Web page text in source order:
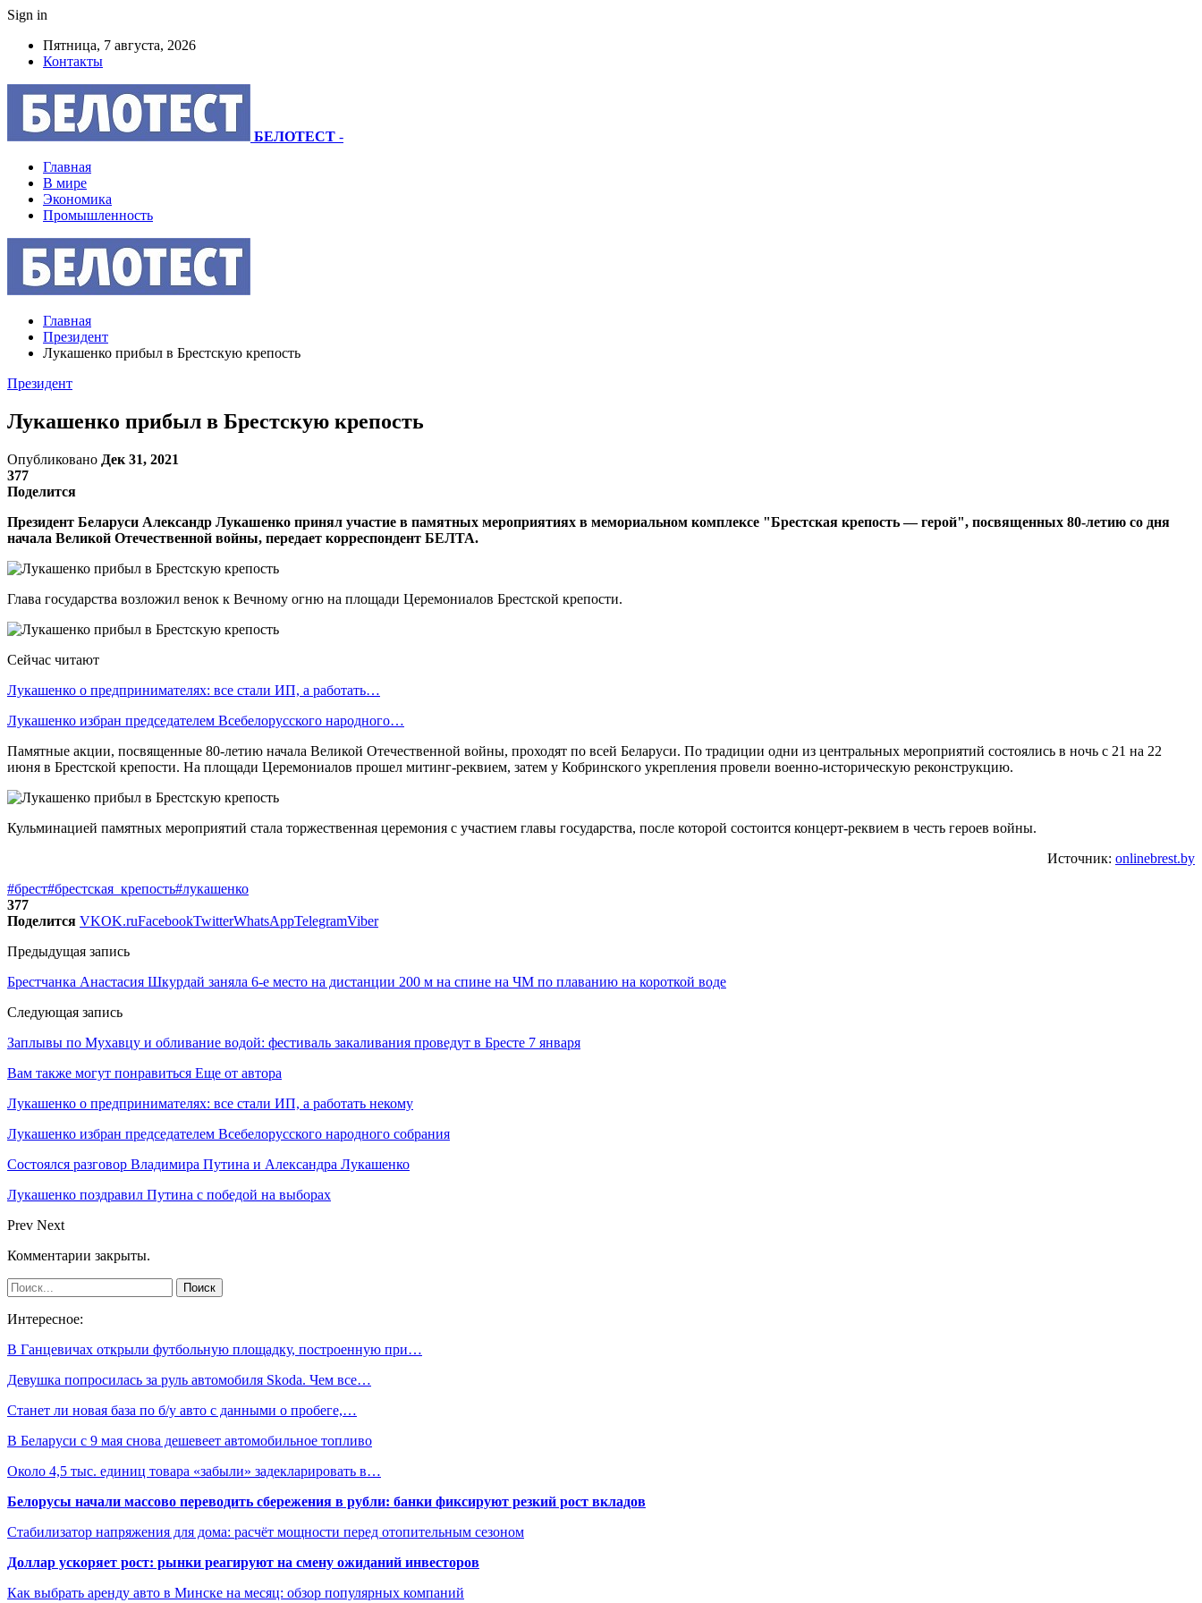
Sign in
Пятница, 7 августа, 2026
Контакты
БЕЛОТЕСТ -
Главная
В мире
Экономика
Промышленность
Главная
Президент
Лукашенко прибыл в Брестскую крепость
Президент
Лукашенко прибыл в Брестскую крепость
Опубликовано Дек 31, 2021
377
Поделится
Президент Беларуси Александр Лукашенко принял участие в памятных мероприятиях в мемориальном комплексе "Брестская крепость — герой", посвященных 80-летию со дня
начала Великой Отечественной войны, передает корреспондент БЕЛТА.
Глава государства возложил венок к Вечному огню на площади Церемониалов Брестской крепости.
Сейчас читают
Лукашенко о предпринимателях: все стали ИП, а работать…
Лукашенко избран председателем Всебелорусского народного…
Памятные акции, посвященные 80-летию начала Великой Отечественной войны, проходят по всей Беларуси. По традиции одни из центральных мероприятий состоялись в ночь с 21 на 22
июня в Брестской крепости. На площади Церемониалов прошел митинг-реквием, затем у Кобринского укрепления провели военно-историческую реконструкцию.
Кульминацией памятных мероприятий стала торжественная церемония с участием главы государства, после которой состоится концерт-реквием в честь героев войны.
Источник: onlinebrest.by
#брест#брестская_крепость#лукашенко
377
Поделится VKOK.ruFacebookTwitterWhatsAppTelegramViber
Предыдущая запись
Брестчанка Анастасия Шкурдай заняла 6-е место на дистанции 200 м на спине на ЧМ по плаванию на короткой воде
Следующая запись
Заплывы по Мухавцу и обливание водой: фестиваль закаливания проведут в Бресте 7 января
Вам также могут понравиться Еще от автора
Лукашенко о предпринимателях: все стали ИП, а работать некому
Лукашенко избран председателем Всебелорусского народного собрания
Состоялся разговор Владимира Путина и Александра Лукашенко
Лукашенко поздравил Путина с победой на выборах
Prev Next
Комментарии закрыты.
Интересное:
В Ганцевичах открыли футбольную площадку, построенную при…
Девушка попросилась за руль автомобиля Skoda. Чем все…
Станет ли новая база по б/у авто с данными о пробеге,…
В Беларуси с 9 мая снова дешевеет автомобильное топливо
Около 4,5 тыс. единиц товара «забыли» задекларировать в…
Белорусы начали массово переводить сбережения в рубли: банки фиксируют резкий рост вкладов
Стабилизатор напряжения для дома: расчёт мощности перед отопительным сезоном
Доллар ускоряет рост: рынки реагируют на смену ожиданий инвесторов
Как выбрать аренду авто в Минске на месяц: обзор популярных компаний